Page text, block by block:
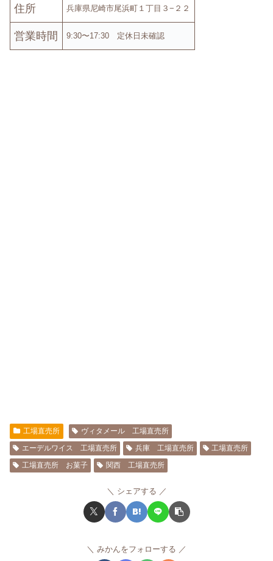
住所 兵庫県尼崎市尾浜町１丁目３−２２
営業時間 9:30〜17:30 定休日未確認
工場直売所
ヴィタメール 工場直売所
エーデルワイス 工場直売所
兵庫 工場直売所
工場直売所
工場直売所 お菓子
関西 工場直売所
シェアする
みかんをフォローする